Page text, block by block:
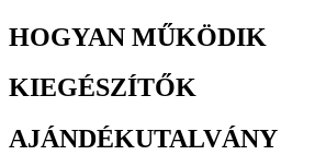
HOGYAN MŰKÖDIK
KIEGÉSZÍTŐK
AJÁNDÉKUTALVÁNY